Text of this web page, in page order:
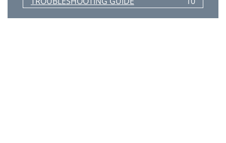
* = Not Shown
12